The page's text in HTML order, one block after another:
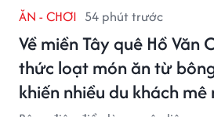
ĂN - CHƠI 54 phút trước
Về miền Tây quê Hồ Văn
thức loạt món ăn từ
khiến nhiều du khách mê